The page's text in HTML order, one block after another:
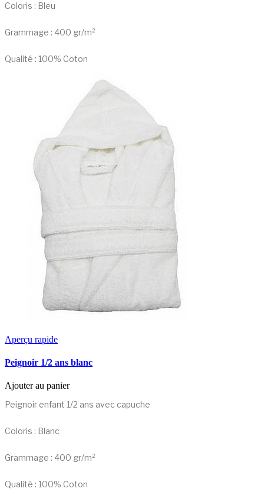
Coloris : Bleu
Grammage : 400 gr/m²
Qualité : 100% Coton
Aperçu rapide
Peignoir 1/2 ans blanc
Ajouter au panier
Peignoir enfant 1/2 ans avec capuche
Coloris : Blanc
Grammage : 400 gr/m²
Qualité : 100% Coton